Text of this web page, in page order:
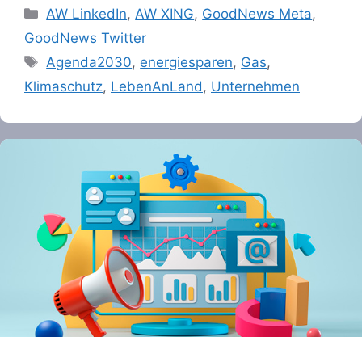
Categories
AW LinkedIn, AW XING, GoodNews Meta,
GoodNews Twitter
Tags
Agenda2030, energiesparen, Gas,
Klimaschutz, LebenAnLand , Unternehmen